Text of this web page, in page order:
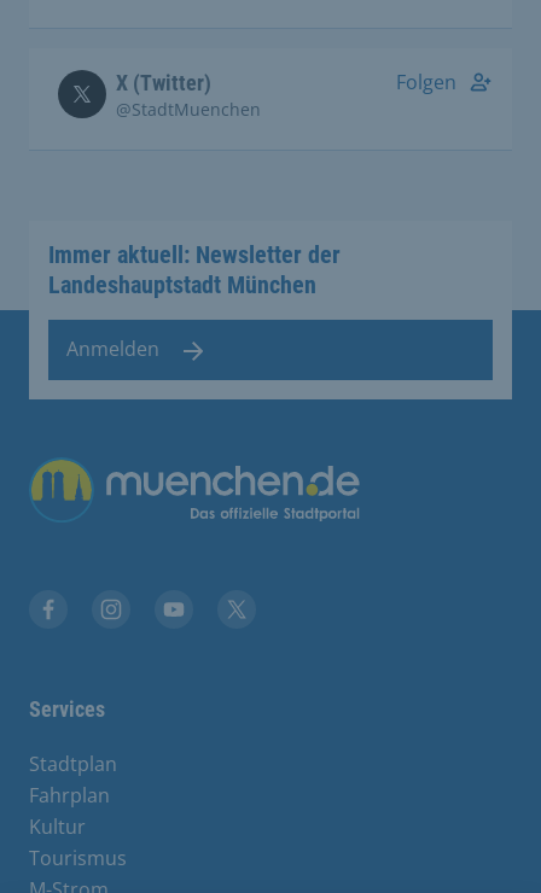
X (Twitter)
@StadtMuenchen
Folgen
Immer aktuell: Newsletter der
Landeshauptstadt München
Anmelden
Übergreifende Links
Services
Stadtplan
Fahrplan
Kultur
Tourismus